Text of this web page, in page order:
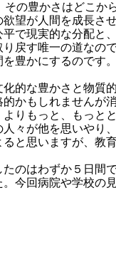
の豊かさはどこか
望が人間を成長さ
で現実的な分配と
戻す唯一の道なの
豊かにするのです
的な豊かさと物質
かもしれませんが
りもっと、もっと
々が他を思いやり
と思いますが、教
のはわずか５日間
今回病院や学校の